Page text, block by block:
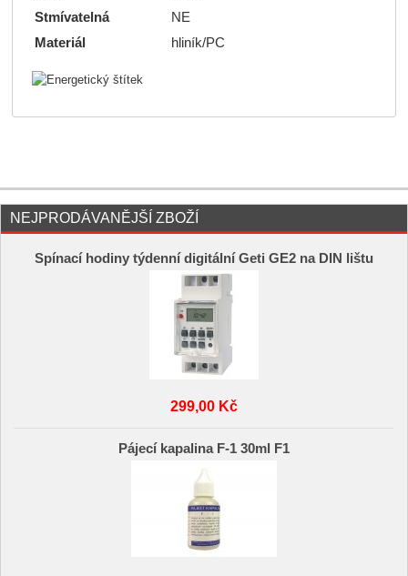
Stmívatelná
NE
Materiál
hliník/PC
NEJPRODÁVANĚJŠÍ ZBOŽÍ
Spínací hodiny týdenní digitální Geti GE2 na DIN lištu
299,00 Kč
Pájecí kapalina F-1 30ml F1